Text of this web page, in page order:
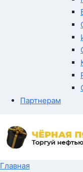
Партнерам
Главная